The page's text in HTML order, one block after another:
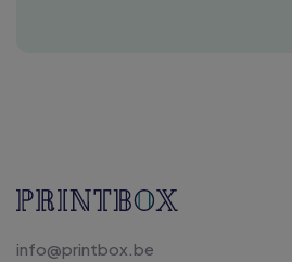
info@printbox.be